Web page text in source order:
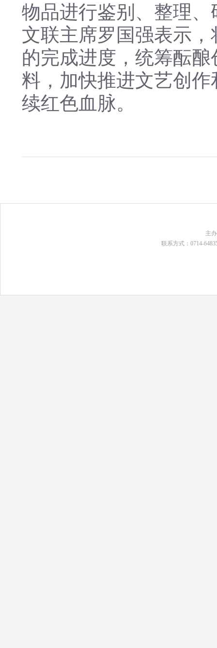
物品进行鉴别、整理
文联主席罗国强表示
的完成进度，统筹酝
料，加快推进文艺创
续红色血脉。
主
联系方式：0714-